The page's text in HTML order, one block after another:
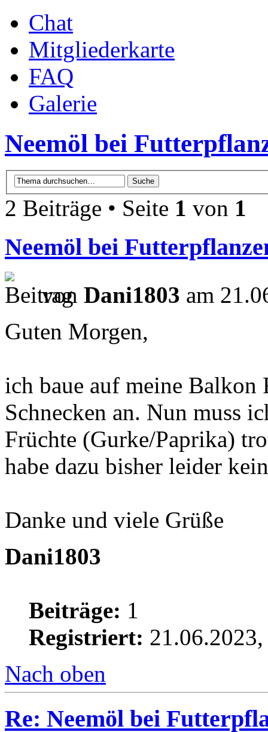
Chat
Mitgliederkarte
FAQ
Galerie
Neemöl bei
2 Beiträge • Seite 1 von 1
Neemöl bei
von Dani1803 am
Guten Morgen,
ich baue auf meine
Schnecken an. Nun muss
Früchte (Gurke/Paprika)
habe dazu bisher leider
Danke und viele Grüße
Dani1803
Beiträge: 1
Registriert:
Nach oben
Re: Neemöl bei